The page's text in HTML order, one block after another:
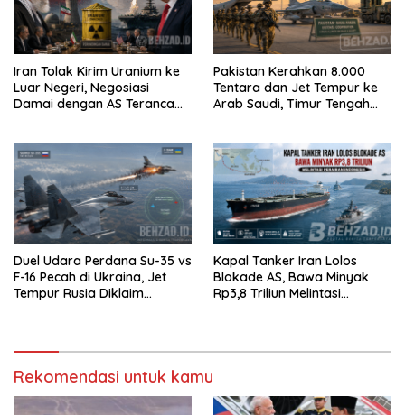
Iran Tolak Kirim Uranium ke
Luar Negeri, Negosiasi
Damai dengan AS Terancam
Pakistan Kerahkan 8.000
Tentara dan Jet Tempur ke
Arab Saudi, Timur Tengah
Duel Udara Perdana Su-35 vs
F-16 Pecah di Ukraina, Jet
Tempur Rusia Diklaim
Kapal Tanker Iran Lolos
Blokade AS, Bawa Minyak
Rp3,8 Triliun Melintasi
Rekomendasi untuk kamu